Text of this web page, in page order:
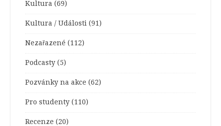
Kultura (69)
Kultura / Události (91)
Nezařazené (112)
Podcasty (5)
Pozvánky na akce (62)
Pro studenty (110)
Recenze (20)